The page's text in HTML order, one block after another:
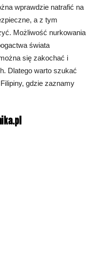
wprawdzie natrafić na
a z tym
Możliwość nurkowania
świata
się zakochać i
Dlatego warto szukać
gdzie zaznamy